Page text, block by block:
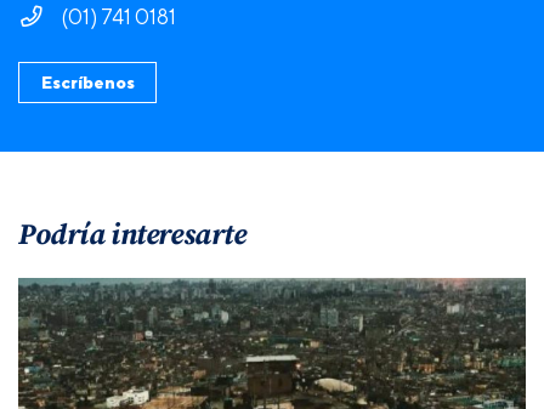
(01) 741 0181
Escríbenos
Podría interesarte